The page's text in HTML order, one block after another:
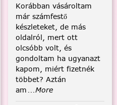
Korábban vásároltam
már számfestő
készleteket, de más
oldalról, mert ott
olcsóbb volt, és
gondoltam ha ugyanazt
kapom, miért fizetnék
többet? Aztán
am ...More